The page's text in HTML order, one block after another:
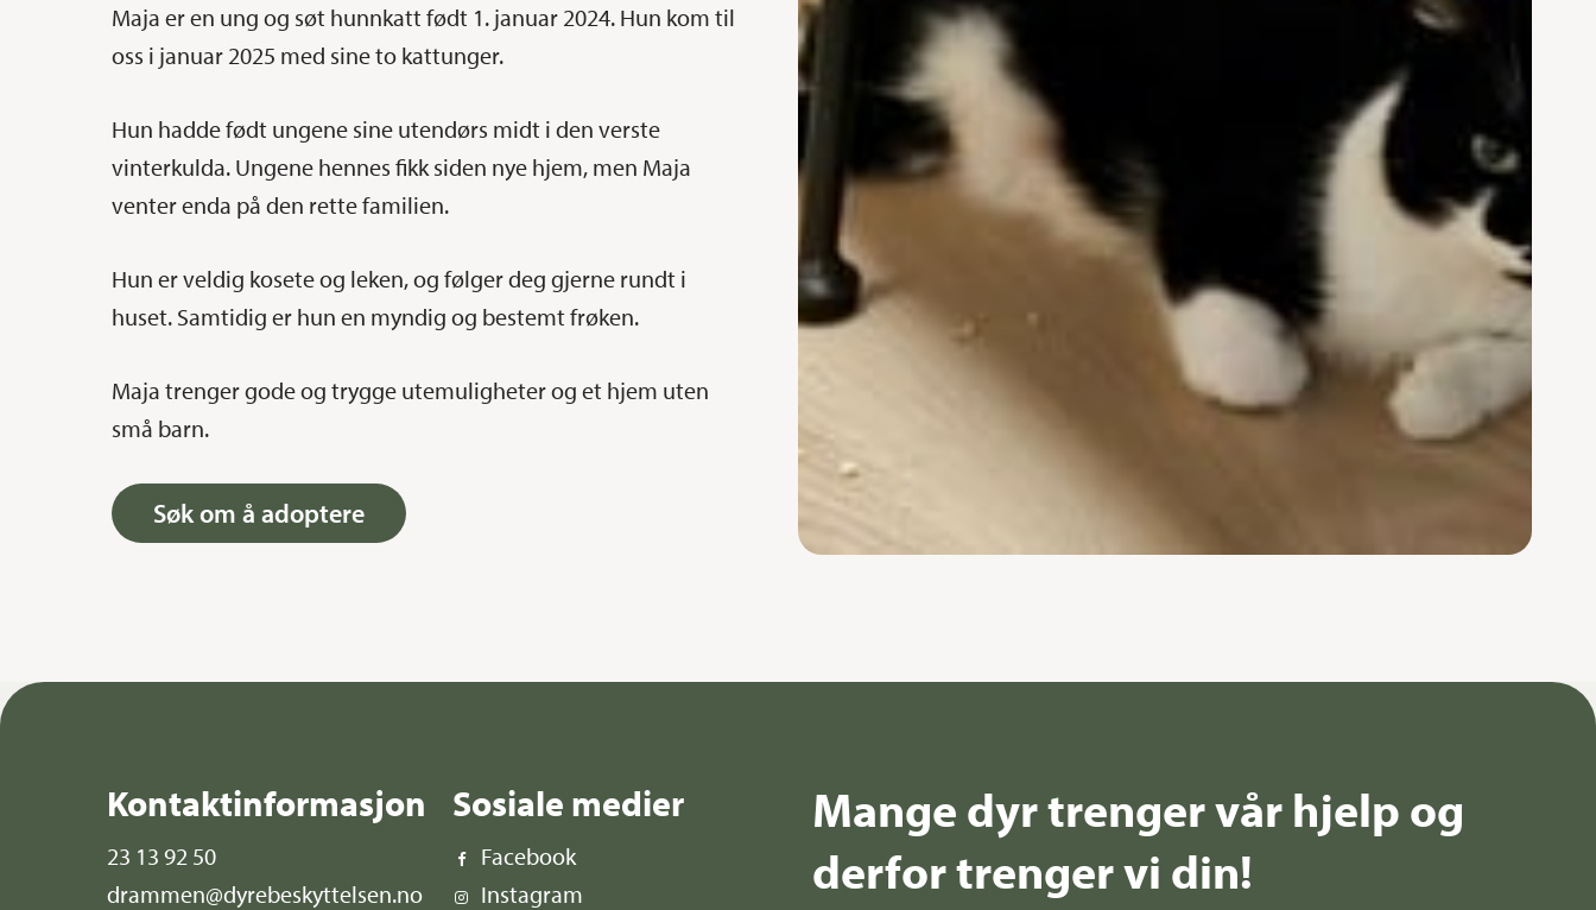
Maja er en ung og søt hunnkatt født 1. januar 2024. Hun kom til
oss i januar 2025 med sine to kattunger.
Hun hadde født ungene sine utendørs midt i den verste
vinterkulda. Ungene hennes fikk siden nye hjem, men Maja
venter enda på den rette familien.
Hun er veldig kosete og leken, og følger deg gjerne rundt i
huset. Samtidig er hun en myndig og bestemt frøken.
Maja trenger gode og trygge utemuligheter og et hjem uten
små barn.
Søk om å adoptere
Kontaktinformasjon
23 13 92 50
drammen@dyrebeskyttelsen.no
Sosiale medier
Facebook
Instagram
Mange dyr trenger vår hjelp og
derfor trenger vi din!